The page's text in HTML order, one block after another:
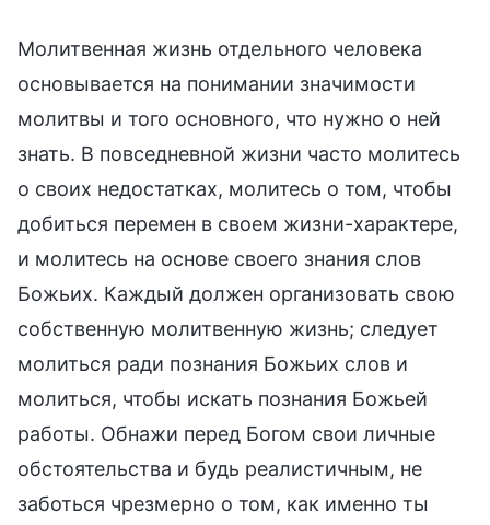
Молитвенная жизнь отдельного человека
основывается на понимании значимости
молитвы и того основного, что нужно о ней
знать. В повседневной жизни часто молитесь
о своих недостатках, молитесь о том, чтобы
добиться перемен в своем жизни-характере,
и молитесь на основе своего знания слов
Божьих. Каждый должен организовать свою
собственную молитвенную жизнь; следует
молиться ради познания Божьих слов и
молиться, чтобы искать познания Божьей
работы. Обнажи перед Богом свои личные
обстоятельства и будь реалистичным, не
заботься чрезмерно о том, как именно ты